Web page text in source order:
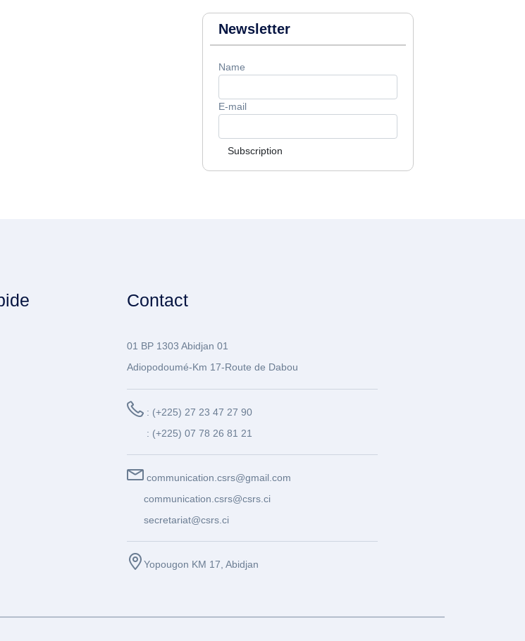
Newsletter
Name
E-mail
Subscription
Contact
01 BP 1303 Abidjan 01
Adiopodoumé-Km 17-Route de Dabou
: (+225) 27 23 47 27 90
: (+225) 07 78 26 81 21
communication.csrs@gmail.com
communication.csrs@csrs.ci
secretariat@csrs.ci
Yopougon KM 17, Abidjan